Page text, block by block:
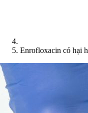
Enrofloxacin có hại